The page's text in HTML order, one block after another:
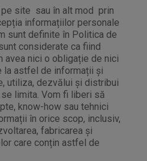
site sau în alt mod prin
informațiilor personale
sunt definite în Politica de
considerate ca fiind
avea nici o obligație de nici
la astfel de informații și
utiliza, dezvălui și distribui
limita. Vom fi liberi să
know-how sau tehnici
în orice scop, inclusiv,
fabricarea și
care conțin astfel de